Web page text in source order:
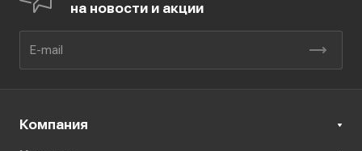
на новости и акции
Компания